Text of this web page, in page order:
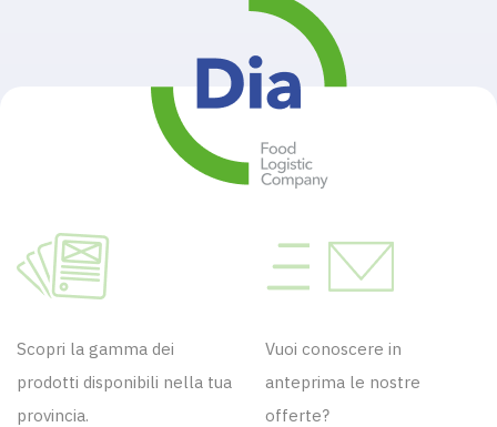
Scopri la gamma dei
prodotti disponibili nella tua
provincia.
Vuoi conoscere in
anteprima le nostre
offerte?